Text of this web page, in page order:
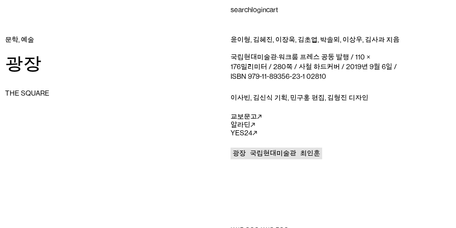
searchlogincart
문학, 예술
광장
THE SQUARE
윤이형, 김혜진, 이장욱, 김초엽, 박솔뫼 , 이상우, 김사과지음
국립현대미술관·워크룸 프레스 공동 발행 / 110 ×
176밀리미터 / 280쪽 / 사철 하드커버 / 2019년 9월 6일 /
ISBN 979-11-89356-23-1 02810
이사빈 김신식 기획 민구홍편집 김형진 디자인
교보문고
알라딘
YES24
광장 국립현대미술관 최인훈